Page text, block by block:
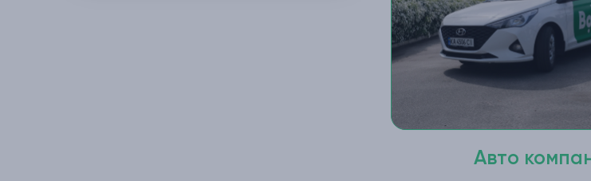
Авто